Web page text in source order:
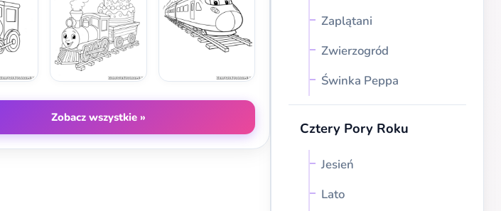
Zaplątani
Zwierzogród
Świnka Peppa
Cztery Pory Roku
Jesień
Lato
Zobacz wszystkie »